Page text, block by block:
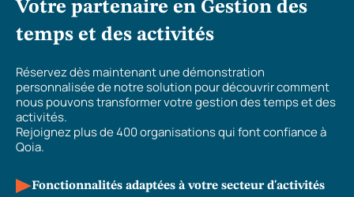
Votre partenaire en Gestion des
temps et des activités
Réservez dès maintenant une démonstration
personnalisée de notre solution pour découvrir comment
nous pouvons transformer votre gestion des temps et des
activités.
Rejoignez plus de 400 organisations qui font confiance à
Qoia.
Fonctionnalités adaptées à votre secteur d'activités